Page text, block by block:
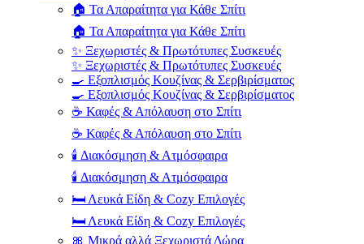
🏠 Τα Απαραίτητα για Κάθε Σπίτι
🏠 Τα Απαραίτητα για Κάθε Σπίτι
✨ Ξεχωριστές & Πρωτότυπες Συσκευές
✨ Ξεχωριστές & Πρωτότυπες Συσκευές
🍳 Εξοπλισμός Κουζίνας & Σερβιρίσματος
🍳 Εξοπλισμός Κουζίνας & Σερβιρίσματος
☕ Καφές & Απόλαυση στο Σπίτι
☕ Καφές & Απόλαυση στο Σπίτι
🕯️ Διακόσμηση & Ατμόσφαιρα
🕯️ Διακόσμηση & Ατμόσφαιρα
🛏️ Λευκά Είδη & Cozy Επιλογές
🛏️ Λευκά Είδη & Cozy Επιλογές
🎀 Μικρά αλλά Ξεχωριστά Δώρα